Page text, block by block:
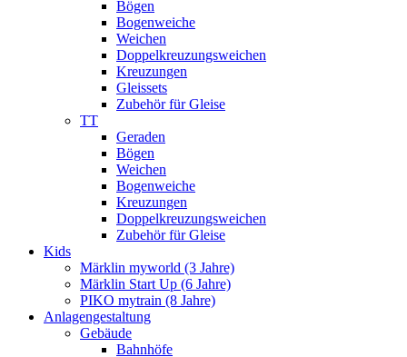
Bögen
Bogenweiche
Weichen
Doppelkreuzungsweichen
Kreuzungen
Gleissets
Zubehör für Gleise
TT
Geraden
Bögen
Weichen
Bogenweiche
Kreuzungen
Doppelkreuzungsweichen
Zubehör für Gleise
Kids
Märklin myworld (3 Jahre)
Märklin Start Up (6 Jahre)
PIKO mytrain (8 Jahre)
Anlagengestaltung
Gebäude
Bahnhöfe